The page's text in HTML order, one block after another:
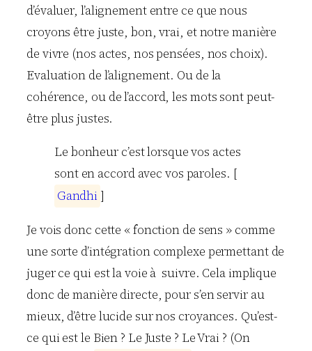
d’évaluer, l’alignement entre ce que nous
croyons être juste, bon, vrai, et notre manière
de vivre (nos actes, nos pensées, nos choix).
Evaluation de l’alignement. Ou de la
cohérence, ou de l’accord, les mots sont peut-
être plus justes.
Le bonheur c’est lorsque vos actes
sont en accord avec vos paroles. [
Gandhi ]
Je vois donc cette « fonction de sens » comme
une sorte d’intégration complexe permettant de
juger ce qui est la voie à suivre. Cela implique
donc de manière directe, pour s’en servir au
mieux, d’être lucide sur nos croyances. Qu’est-
ce qui est le Bien ? Le Juste ? Le Vrai ? (On